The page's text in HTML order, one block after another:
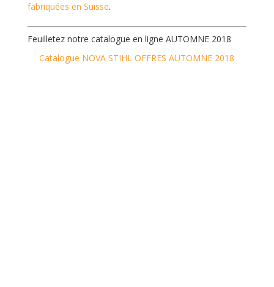
fabriquées en Suisse.
Feuilletez notre catalogue en ligne AUTOMNE 2018
Catalogue NOVA STIHL OFFRES AUTOMNE 2018